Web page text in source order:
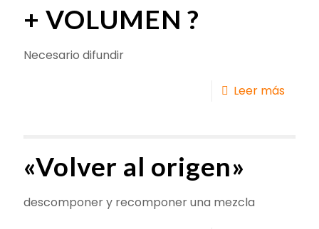
+ VOLUMEN ?
Necesario difundir
Leer más
«Volver al origen»
descomponer y recomponer una mezcla